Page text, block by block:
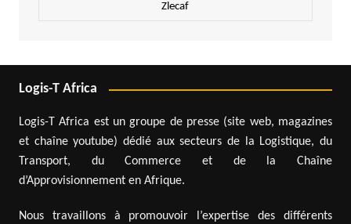
Zlecaf
Logis-T Africa
Logis-T Africa est un groupe de presse (site web, magazines
et chaîne youtube) dédié aux secteurs de la Logistique, du
Transport, du Commerce et de la Chaîne
d’Approvisionnement en Afrique.
Nous travaillons à promouvoir l’expertise des différents